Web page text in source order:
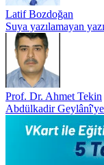
Latif Bozdoğan
Suya yazılamayan
Prof. Dr. Ahmet Tekin
Abdülkadir